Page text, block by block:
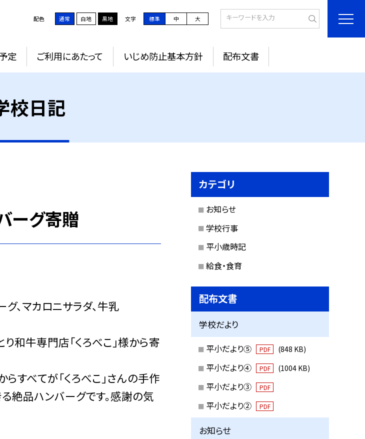
配色 通常 白地 黒地 文字 標準 中 大
定 ご利用にあたって いじめ防止基本方針 配布文書
校日記
ーグ寄贈
、マカロニサラダ、牛乳
和牛専門店「くろべこ」様から寄
すべてが「くろべこ」さんの手作
絶品ハンバーグです。感謝の気
カテゴリ
お知らせ
学校行事
平小歳時記
給食・食育
配布文書
学校だより
平小だより⑤ PDF (848 KB)
平小だより④ PDF (1004 KB)
平小だより③ PDF
平小だより② PDF
お知らせ